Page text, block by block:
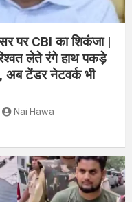
पर CBI का शिकंजा |
लेते रंगे हाथ पकड़े
अब टेंडर नेटवर्क भी
Nai Hawa